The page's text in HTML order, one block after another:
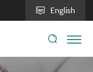
English